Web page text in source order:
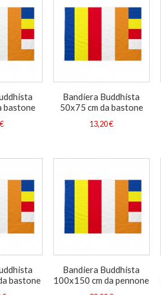
bastone
Bandiera Buddhista
50x75 cm da bastone
13,20 €
bastone
Bandiera Buddhista
100x150 cm da pennone